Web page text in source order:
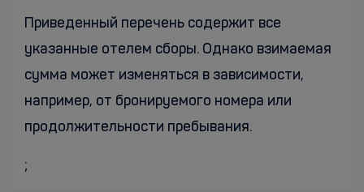
Приведенный перечень содержит все
указанные отелем сборы. Однако взимаемая
сумма может изменяться в зависимости,
например, от бронируемого номера или
продолжительности пребывания.
;